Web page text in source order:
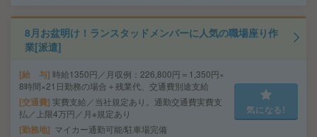
8月お盆明け！ランスタッドメンバーに人気の職場座り作
業[派遣]
給 与 時給1350円／月収例：226,800円＝1,350円×
8時間×21日勤務の場合＋残業代、交通費別途支給
交通費 実費支給／当社規定あり。通勤交通費実費支
払／上限4万円／月※規定あり
勤務地 マイカー通勤可能/駐車場完備
気になる!